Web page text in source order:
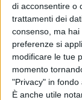
di acconsentire o
trattamenti dei
consenso, ma
preferenze si
modificare le tue
momento
"Privacy" in fondo
È anche utile
che si
cerca